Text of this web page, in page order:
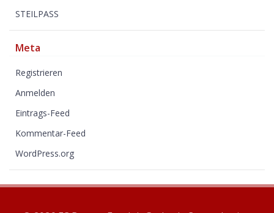
STEILPASS
Meta
Registrieren
Anmelden
Eintrags-Feed
Kommentar-Feed
WordPress.org